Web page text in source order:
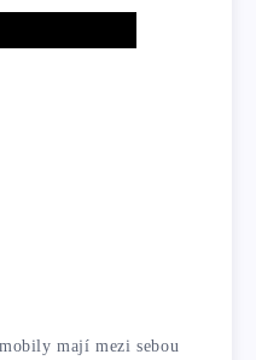
mají mezi sebou